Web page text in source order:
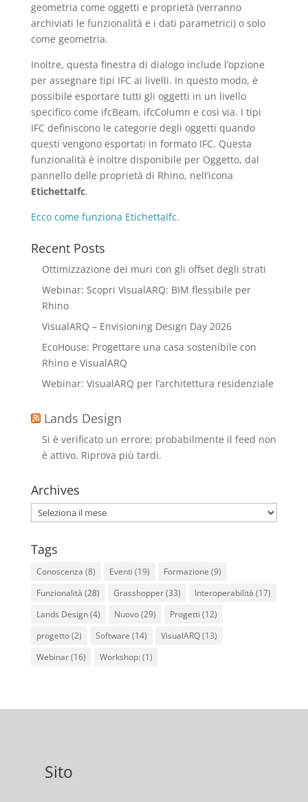
geometria come oggetti e proprietà (verranno
archiviati le funzionalità e i dati parametrici) o solo
come geometria.
Inoltre, questa finestra di dialogo include l’opzione
per assegnare tipi IFC ai livelli. In questo modo, è
possibile esportare tutti gli oggetti in un livello
specifico come ifcBeam, ifcColumn e così via. I tipi
IFC definiscono le categorie degli oggetti quando
questi vengono esportati in formato IFC. Questa
funzionalità è inoltre disponibile per Oggetto, dal
pannello delle proprietà di Rhino, nell’icona
EtichettaIfc.
Ecco come funziona EtichettaIfc.
Recent Posts
Ottimizzazione dei muri con gli offset degli strati
Webinar: Scopri VisualARQ: BIM flessibile per
Rhino
VisualARQ – Envisioning Design Day 2026
EcoHouse: Progettare una casa sostenibile con
Rhino e VisualARQ
Webinar: VisualARQ per l’architettura residenziale
Lands Design
Si è verificato un errore; probabilmente il feed non
è attivo. Riprova più tardi.
Archives
Archives
Tags
Conoscenza (8) Eventi (19) Formazione (9)
Funzionalità (28) Grasshopper(33) Interoperabilità (17)
Lands Design(4) Nuovo(29) Progetti (12)
progetto(2) Software (14) VisualARQ(13)
Webinar(16) Workshop: (1)
Sito